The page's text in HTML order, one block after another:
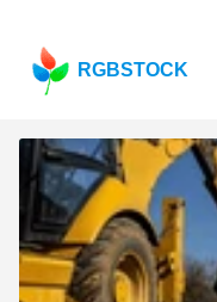
RGBSTOCK